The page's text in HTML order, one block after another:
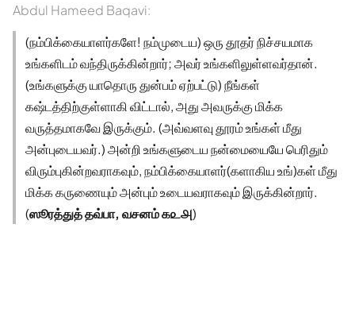
Abdul Hameed Baqavi:
(நம்பிக்கையாளர்களே! நம்முடைய) ஒரு தூதர் நிச்சயமாக
உங்களிடம் வந்திருக்கின்றார்; அவர் உங்களிலுள்ளவர்தான்.
(உங்களுக்கு யாதொரு துன்பம் ஏற்பட்டு) நீங்கள்
கஷ்டத்திற்குள்ளாகி விட்டால், அது அவருக்கு மிக்க
வருத்தமாகவே இருக்கும். (அவ்வளவு தூரம் உங்கள் மீது
அன்புடையவர்.) அன்றி உங்களுடைய நன்மையையே பெரிதும்
விரும்புகின்றவராகவும், நம்பிக்கையாளர்(களாகிய உங்)கள் மீது
மிக்க கருணையும் அன்பும் உடையவராகவும் இருக்கின்றார்.
(ஸூரத்துத் தவ்பா, வசனம் ௧௨௮)